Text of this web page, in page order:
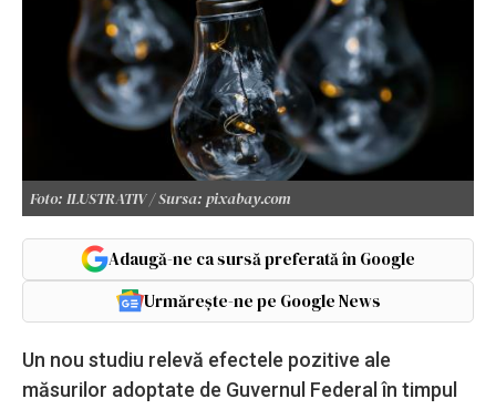
Foto: ILUSTRATIV / Sursa: pixabay.com
Adaugă-ne ca sursă preferată în Google
Urmărește-ne pe Google News
Un nou studiu relevă efectele pozitive ale
măsurilor adoptate de Guvernul Federal în timpul